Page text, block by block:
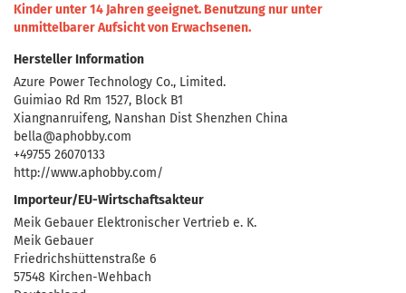
Kinder unter 14 Jahren geeignet. Benutzung nur unter
unmittelbarer Aufsicht von Erwachsenen.
Hersteller Information
Azure Power Technology Co., Limited.
Guimiao Rd Rm 1527, Block B1
Xiangnanruifeng, Nanshan Dist Shenzhen China
bella@aphobby.com
+49755 26070133
http://www.aphobby.com/
Importeur/EU-Wirtschaftsakteur
Meik Gebauer Elektronischer Vertrieb e. K.
Meik Gebauer
Friedrichshüttenstraße 6
57548 Kirchen-Wehbach